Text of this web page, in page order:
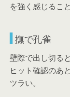
を強く感じるこ
撫で孔雀
壁際で出し切る
ヒット確認のあ
ツラい。